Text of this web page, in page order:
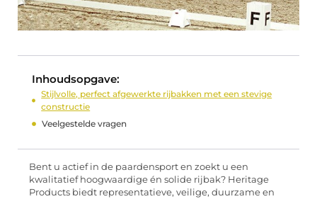
Inhoudsopgave:
Stijlvolle, perfect afgewerkte rijbakken met een stevige
constructie
Veelgestelde vragen
Bent u actief in de paardensport en zoekt u een
kwalitatief hoogwaardige én solide rijbak? Heritage
Products biedt representatieve, veilige, duurzame en